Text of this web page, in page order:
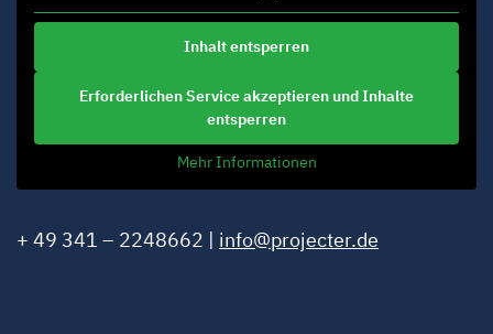
Inhalt entsperren
Erforderlichen Service akzeptieren und Inhalte
entsperren
Mehr Informationen
+ 49 341 – 2248662 | info@projecter.de